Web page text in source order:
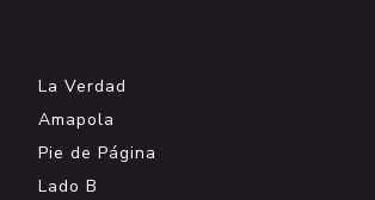
La Verdad
Amapola
Pie de Página
Lado B